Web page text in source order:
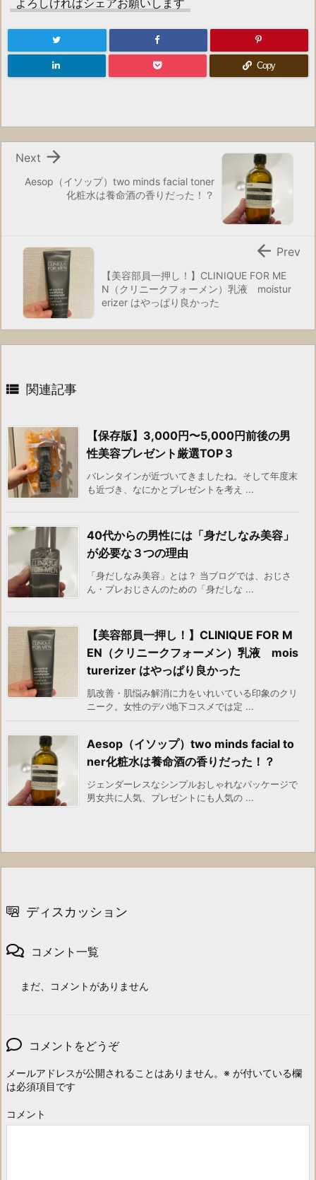
よろしければシェアお願いします
Copy
Aesop（イソップ）two minds facial toner
化粧水は養命酒の香りだった！？

Next
【美容部員一押し！】CLINIQUE FOR ME
N（クリニークフォーメン）乳液 moistur
erizer はやっぱり良かった
 Prev
 関連記事
【保存版】3,000円〜5,000円前後の男
性美容プレゼント厳選TOP３
バレンタインが近づいてきましたね。そして年度末
も近づき、なにかとプレゼントを考え ...
40代からの男性には「身だしなみ美容」
が必要な３つの理由
「身だしなみ美容」とは？ 当ブログでは、おじさ
ん・プレおじさんのための「身だしな ...
【美容部員一押し！】CLINIQUE FOR M
EN（クリニークフォーメン）乳液 mois
turerizer はやっぱり良かった
肌改善・肌悩み解消に力をいれいている印象のクリ
ニーク。女性のデパ地下コスメでは定 ...
Aesop（イソップ）two minds facial to
ner化粧水は養命酒の香りだった！？
ジェンダーレスなシンプルおしゃれなパッケージで
男女共に人気、プレゼントにも人気の ...
ディスカッション
コメント一覧
まだ、コメントがありません
コメントをどうぞ
メールアドレスが公開されることはありません。 ※ が付いている欄
は必須項目です
コメント